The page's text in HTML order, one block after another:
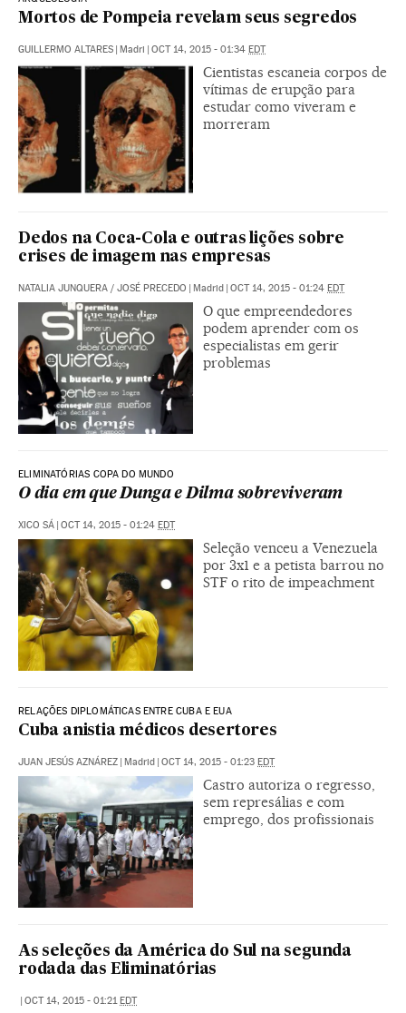
Mortos de Pompeia revelam seus segredos
GUILLERMO ALTARES | Madri | OCT 14, 2015 - 01:34 EDT
Cientistas escaneia corpos de
vítimas de erupção para
estudar como viveram e
morreram
Dedos na Coca-Cola e outras lições sobre
crises de imagem nas empresas
NATALIA JUNQUERA / JOSÉ PRECEDO | Madrid | OCT 14, 2015 - 01:24 EDT
O que empreendedores
podem aprender com os
especialistas em gerir
problemas
ELIMINATÓRIAS COPA DO MUNDO
O dia em que Dunga e Dilma sobreviveram
XICO SÁ | OCT 14, 2015 - 01:24 EDT
Seleção venceu a Venezuela
por 3x1 e a petista barrou no
STF o rito de impeachment
RELAÇÕES DIPLOMÁTICAS ENTRE CUBA E EUA
Cuba anistia médicos desertores
JUAN JESÚS AZNÁREZ | Madrid | OCT 14, 2015 - 01:23 EDT
Castro autoriza o regresso,
sem represálias e com
emprego, dos profissionais
As seleções da América do Sul na segunda
rodada das Eliminatórias
| OCT 14, 2015 - 01:21 EDT